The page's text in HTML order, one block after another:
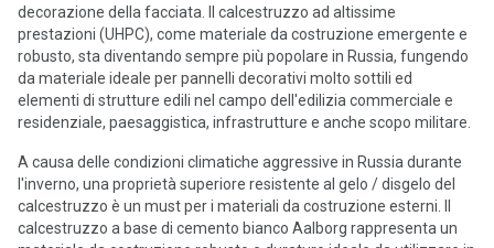
decorazione della facciata. Il calcestruzzo ad altissime
prestazioni (UHPC), come materiale da costruzione emergente e
robusto, sta diventando sempre più popolare in Russia, fungendo
da materiale ideale per pannelli decorativi molto sottili ed
elementi di strutture edili nel campo dell'edilizia commerciale e
residenziale, paesaggistica, infrastrutture e anche scopo militare.
A causa delle condizioni climatiche aggressive in Russia durante
l'inverno, una proprietà superiore resistente al gelo / disgelo del
calcestruzzo è un must per i materiali da costruzione esterni. Il
calcestruzzo a base di cemento bianco Aalborg rappresenta un